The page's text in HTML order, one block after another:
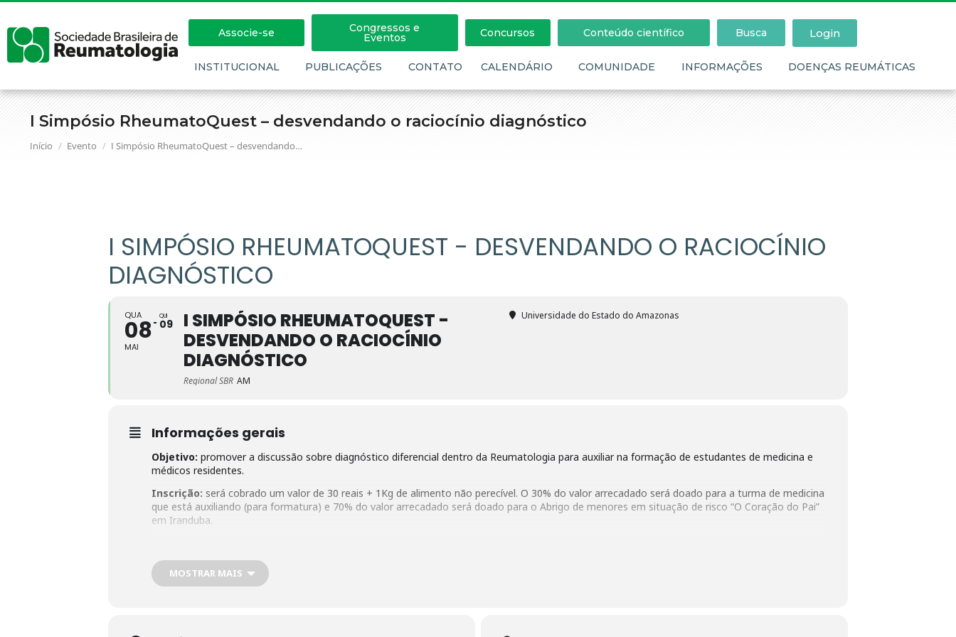
I Simpósio RheumatoQuest – desvendando o raciocínio diagnóstico
Você está aqui:
Início Evento I Simpósio RheumatoQuest – desvendando…
Associe-se Congressos e
Eventos Concursos Conteúdo científico Busca Login
INSTITUCIONAL PUBLICAÇÕES CONTATO CALENDÁRIO COMUNIDADE INFORMAÇÕES DOENÇAS REUMÁTICAS
I SIMPÓSIO RHEUMATOQUEST - DESVENDANDO O RACIOCÍNIO
DIAGNÓSTICO
QUA
08
MAI
QUI
09
I SIMPÓSIO RHEUMATOQUEST -
DESVENDANDO O RACIOCÍNIO
DIAGNÓSTICO
Regional SBR AM
Universidade do Estado do Amazonas
Informações gerais
Objetivo: promover a discussão sobre diagnóstico diferencial dentro da Reumatologia para auxiliar na formação de estudantes de medicina e
médicos residentes.
Inscrição: será cobrado um valor de 30 reais + 1Kg de alimento não perecível. O 30% do valor arrecadado será doado para a turma de medicina
que está auxiliando (para formatura) e 70% do valor arrecadado será doado para o Abrigo de menores em situação de risco “O Coração do Pai”
em Iranduba.
Coordenadora docente
celular: (92) 984080263)
MOSTRAR MAIS